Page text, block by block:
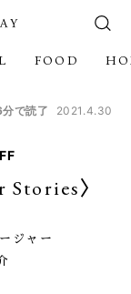
FOOD
で読了 2021.4.30
〉
ジャー